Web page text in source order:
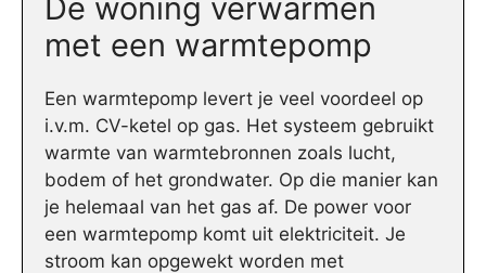
De woning verwarmen
met een warmtepomp
Een warmtepomp levert je veel voordeel op
i.v.m. CV-ketel op gas. Het systeem gebruikt
warmte van warmtebronnen zoals lucht,
bodem of het grondwater. Op die manier kan
je helemaal van het gas af. De power voor
een warmtepomp komt uit elektriciteit. Je
stroom kan opgewekt worden met